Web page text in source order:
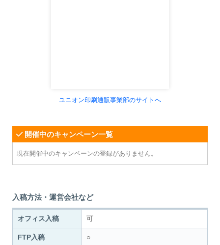
ユニオン印刷通販事業部のサイトへ
開催中のキャンペーン一覧
現在開催中のキャンペーンの登録がありません。
入稿方法・運営会社など
オフィス入稿 可
FTP入稿 ○